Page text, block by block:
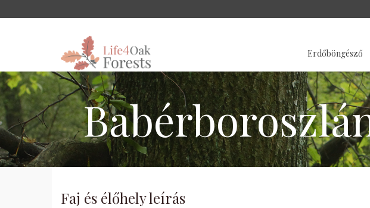
Erdőböngésző
Faj és élőhely leírás